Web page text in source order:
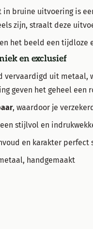
in bruine uitvoering is
zijn, straalt deze
het beeld een
en exclusief
uit metaal,
geven het geheel
, waardoor je
stijlvol en
en karakter perfect
handgemaakt